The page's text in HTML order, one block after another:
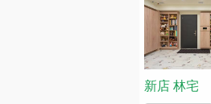
新店 林宅